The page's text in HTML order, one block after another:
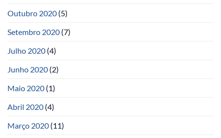
Outubro 2020 (5)
Setembro 2020 (7)
Julho 2020 (4)
Junho 2020 (2)
Maio 2020 (1)
Abril 2020 (4)
Março 2020 (11)